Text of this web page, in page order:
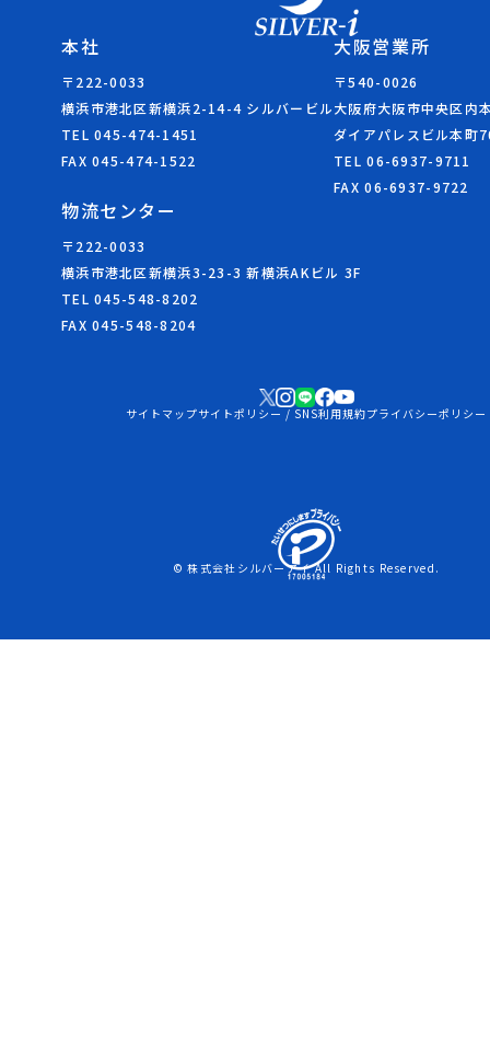
本社
〒222-0033
横浜市港北区新横浜2-14-4 シルバービル
TEL 045-474-1451
FAX 045-474-1522
大阪営業所
〒540-0026
大阪府大阪市中央区内
ダイアパレスビル本町
TEL 06-6937-9711
FAX 06-6937-9722
物流センター
〒222-0033
横浜市港北区新横浜3-23-3 新横浜AKビル 3F
TEL 045-548-8202
FAX 045-548-8204
サイトマップサイトポリシー / SNS利用規約プライバシーポリシー
© 株式会社シルバーアイ All Rights Reserved.